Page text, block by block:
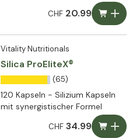
CHF20.99
Vitality Nutritionals
Silica ProEliteX®
(65)
120 Kapseln - Silizium Kapseln
mit synergistischer Formel
CHF34.99